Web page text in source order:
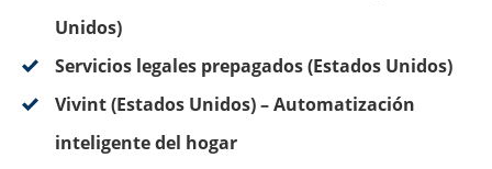
Unidos)
Servicios legales prepagados (Estados Unidos)
Vivint (Estados Unidos) – Automatización
inteligente del hogar